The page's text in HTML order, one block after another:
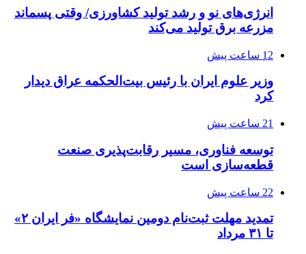
انرژی‌های نو و رشد تولید کشاورزی/ وقتی پسماند
مزرعه‌ برق تولید می‌کند
12 ساعت پیش
وزیر علوم ایران با رئیس بیت‌الحکمه عراق دیدار
کرد
21 ساعت پیش
توسعه فناوری، مسیر رقابت‌پذیری صنعت
قطعه‌سازی است
22 ساعت پیش
تمدید مهلت ثبت‌نام دومین نمایشگاه «فر ایران ۲»
تا ۳۱ مرداد